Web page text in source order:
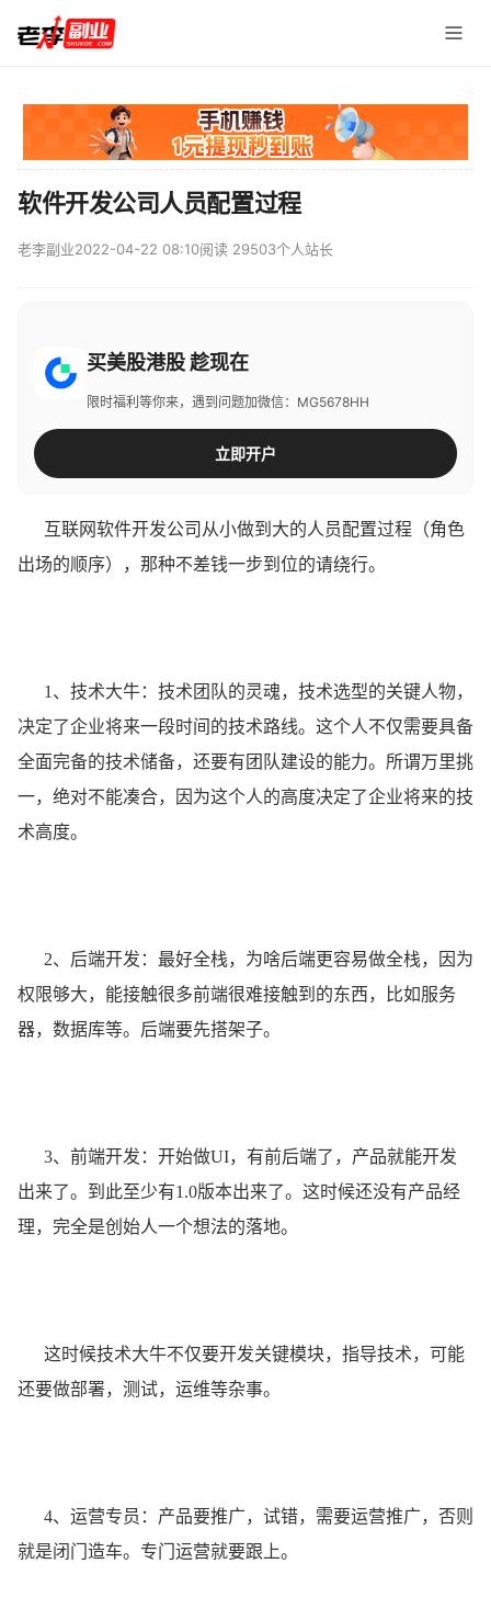
软件开发公司人员配置过程
老李副业2022-04-22 08:10阅读 29503个人站长
买美股港股 趁现在
限时福利等你来，遇到问题加微信：MG5678HH
立即开户
互联网软件开发公司从小做到大的人员配置过程（角色
出场的顺序），那种不差钱一步到位的请绕行。
1、技术大牛：技术团队的灵魂，技术选型的关键人物，
决定了企业将来一段时间的技术路线。这个人不仅需要具备
全面完备的技术储备，还要有团队建设的能力。所谓万里挑
一，绝对不能凑合，因为这个人的高度决定了企业将来的技
术高度。
2、后端开发：最好全栈，为啥后端更容易做全栈，因为
权限够大，能接触很多前端很难接触到的东西，比如服务
器，数据库等。后端要先搭架子。
3、前端开发：开始做UI，有前后端了，产品就能开发
出来了。到此至少有1.0版本出来了。这时候还没有产品经
理，完全是创始人一个想法的落地。
这时候技术大牛不仅要开发关键模块，指导技术，可能
还要做部署，测试，运维等杂事。
4、运营专员：产品要推广，试错，需要运营推广，否则
就是闭门造车。专门运营就要跟上。